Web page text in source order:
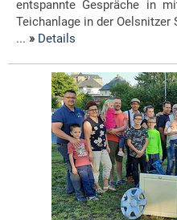
entspannte Gespräche in
Teichanlage in der Oelsnitzer
... » Details